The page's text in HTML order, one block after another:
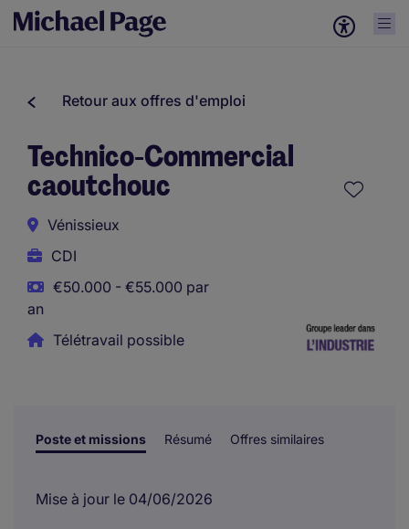
Retour aux offres d'emploi
Technico-Commercial
caoutchouc
Vénissieux
CDI
€50.000 - €55.000 par
an
Télétravail possible
Poste et missions Résumé Offres similaires
Mise à jour le 04/06/2026